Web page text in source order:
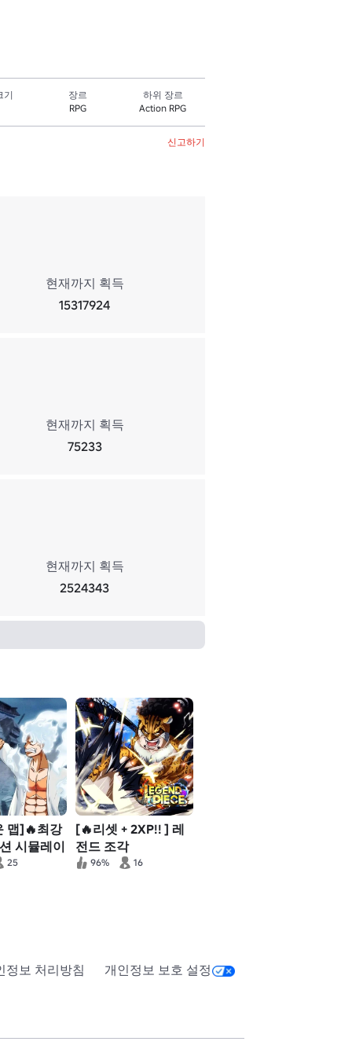
기
장르
RPG
하위 장르
Action RPG
신고하기
현재까지 획득
15317924
현재까지 획득
75233
현재까지 획득
2524343
맵]🔥최강
시뮬레이
25
[🔥리셋 + 2XP!! ] 레
전드 조각
96% 16
정보 처리방침 개인정보 보호 설정